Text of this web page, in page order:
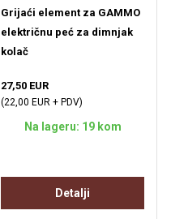
Grijaći element za GAMMO
električnu peć za dimnjak
kolač
27,50 EUR
(22,00 EUR + PDV)
Na lageru: 19 kom
Detalji